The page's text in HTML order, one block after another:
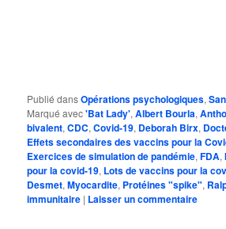
Publié dansOpérations psychologiques,
Marqué avec'Bat Lady',Albert Bourla,
bivalent,CDC,Covid-19, Deborah Birx,
Effets secondaires des vaccins pour la
Exercices de simulation de pandémie,FDA,
pour la covid-19, Lots de vaccins pour la
Desmet,Myocardite, Protéines "spike",
immunitaire | Laisser un commentaire